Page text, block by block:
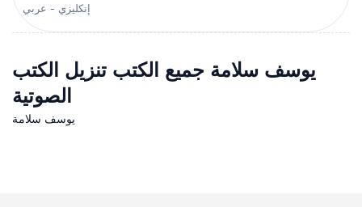
إنكليزي - عربي
يوسف سلامة جميع الكتب تنزيل الكتب
الصوتية
يوسف سلامة